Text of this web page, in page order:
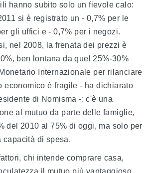
hanno subito solo un fievole calo:
si è registrato un - 0,7% per le
gli uffici e - 0,7% per i negozi.
nel 2008, la frenata dei prezzi è
ben lontana da quel 25%-30%
Internazionale per rilanciare
economico è fragile - ha dichiarato
di Nomisma -: c'è una
al mutuo da parte delle famiglie,
del 2010 al 75% di oggi, ma solo per
capacità di spesa.
chi intende comprare casa,
il mutuo più vantaggioso